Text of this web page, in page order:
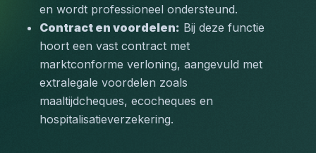
en wordt professioneel ondersteund.
Contract en voordelen: Bij deze functie
hoort een vast contract met
marktconforme verloning, aangevuld met
maaltijdcheques, ecocheques
hospitalisatieverzekering.